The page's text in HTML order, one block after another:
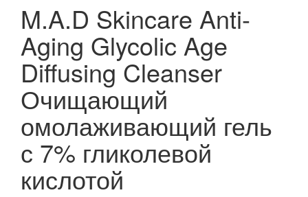
M.A.D Skincare Anti-
Aging Glycolic Age
Diffusing Cleanser
Очищающий
омолаживающий гель
с 7% гликолевой
кислотой